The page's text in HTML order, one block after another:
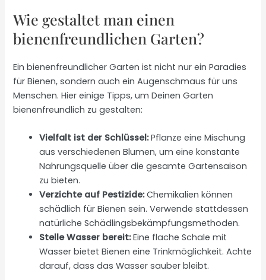
Wie gestaltet man einen
bienenfreundlichen Garten?
Ein bienenfreundlicher Garten ist nicht nur ein Paradies
für Bienen, sondern auch ein Augenschmaus für uns
Menschen. Hier einige Tipps, um Deinen Garten
bienenfreundlich zu gestalten:
Vielfalt ist der Schlüssel:Pflanze eine Mischung
aus verschiedenen Blumen, um eine konstante
Nahrungsquelle über die gesamte Gartensaison
zu bieten.
Verzichte auf Pestizide:Chemikalien können
schädlich für Bienen sein. Verwende stattdessen
natürliche Schädlingsbekämpfungsmethoden.
Stelle Wasser bereit:Eine flache Schale mit
Wasser bietet Bienen eine Trinkmöglichkeit. Achte
darauf, dass das Wasser sauber bleibt.